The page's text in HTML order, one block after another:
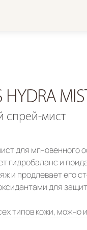
HYDRA
спрей-мист
для мгновенного
гидробаланс и
и продлевает его
для
типов кожи, можно